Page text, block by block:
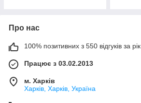
Про нас
100% позитивних з 550 відгуків за рік
Працює з 03.02.2013
м. Харків
Харків, Харків, Україна